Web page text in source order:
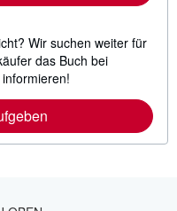
Wir suchen weiter für
das Buch bei